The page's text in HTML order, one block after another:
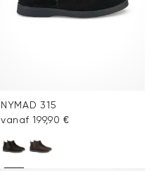
NYMAD 315
vanaf 199,90 €